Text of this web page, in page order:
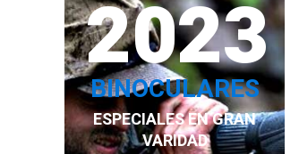
2023
BINOCULARES
ESPECIALES EN GRAN
VARIDAD